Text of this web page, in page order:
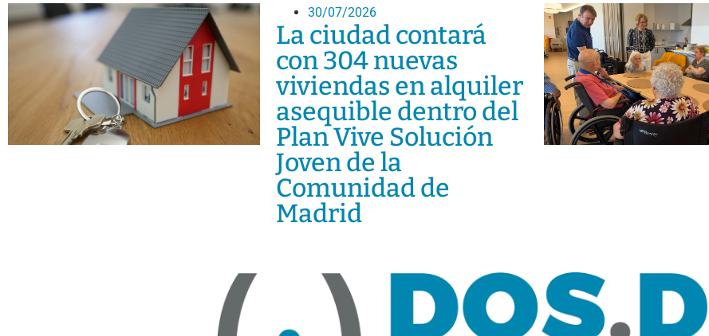
30/07/2026
La ciudad contará
con 304 nuevas
viviendas en alquiler
asequible dentro del
Plan Vive Solución
Joven de la
Comunidad de
Madrid